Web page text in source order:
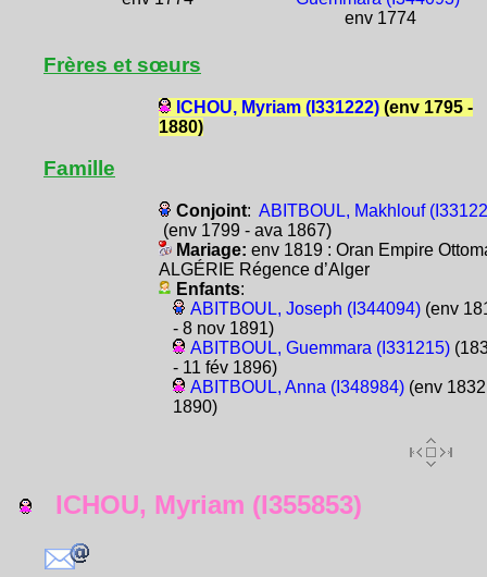
env 1774
Frères et sœurs
ICHOU, Myriam (I331222)(env 1795 -
1880)
Famille
Conjoint: ABITBOUL, Makhlouf
(env 1799 - ava 1867)
Mariage: env 1819 : Oran Empire
ALGÉRIE Régence d’Alger
Enfants:
ABITBOUL, Joseph (I344094)(env
- 8 nov 1891)
ABITBOUL, Guemmara (I331215)
- 11 fév 1896)
ABITBOUL, Anna (I348984)(env
1890)
ICHOU, Myriam (I355853)